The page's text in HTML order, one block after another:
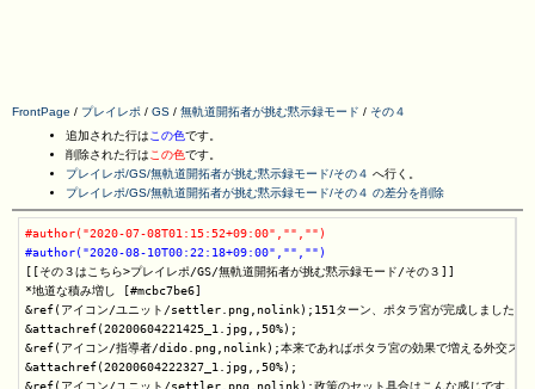
FrontPage / プレイレポ / GS / 無軌道開拓者が挑む黙示録モード / その４
追加された行は この色です。
削除された行は この色です。
プレイレポ/GS/無軌道開拓者が挑む黙示録モード/その４ へ行く。
プレイレポ/GS/無軌道開拓者が挑む黙示録モード/その４ の差分を削除
#author("2020-07-08T01:15:52+09:00","","")
#author("2020-08-10T00:22:18+09:00","","")
[[その３はこちら>プレイレポ/GS/無軌道開拓者が挑む黙示録モード/その３]]
*地道な積み増し [#mcbc7be6]
&ref(アイコン/ユニット/settler.png,nolink);151ターン、ポタラ宮が完成しました。外
&attachref(20200604221425_1.jpg,,50%);
&ref(アイコン/指導者/dido.png,nolink);本来であればポタラ宮の効果で増える外交スロット
&attachref(20200604222327_1.jpg,,50%);
&ref(アイコン/ユニット/settler.png,nolink);政策のセット具合はこんな感じです。ぶっ